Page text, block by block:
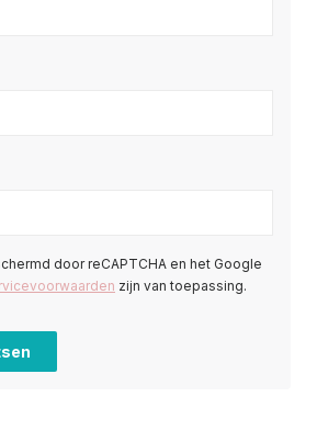
door reCAPTCHA en het Google
zijn van toepassing.